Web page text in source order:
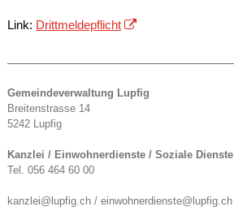
Link: Drittmeldepflicht
Gemeindeverwaltung Lupfig
Breitenstrasse 14
5242 Lupfig
Kanzlei / Einwohnerdienste / Soziale Dienste
Tel. 056 464 60 00
kanzlei@lupfig.ch / einwohnerdienste@lupfig.ch